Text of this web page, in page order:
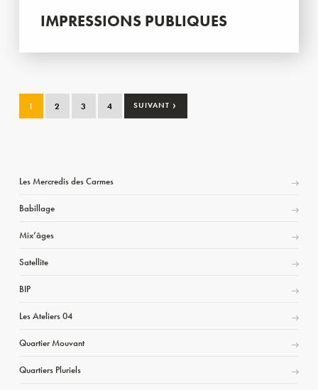
IMPRESSIONS PUBLIQUES
1 2 3 4 SUIVANT ›
Les Mercredis des Carmes
Babillage
Mix’âges
Satellite
BIP
Les Ateliers 04
Quartier Mouvant
Quartiers Pluriels